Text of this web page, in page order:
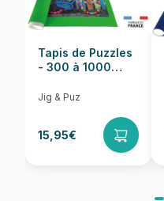
Tapis de Puzzles
- 300 à 1000
Jig & Puz
15,95€